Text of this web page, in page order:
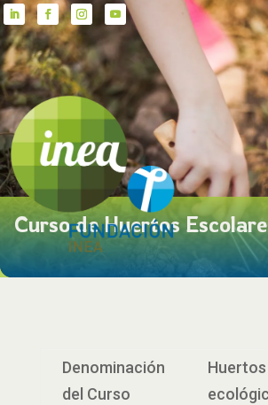
Curso de Huertos
Denominación
del Curso